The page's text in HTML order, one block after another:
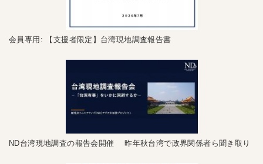
会員専用: 【支援者限定】台湾現地調査報告書
ND台湾現地調査の報告会開催 昨年秋台湾で政界関係者ら聞き取り